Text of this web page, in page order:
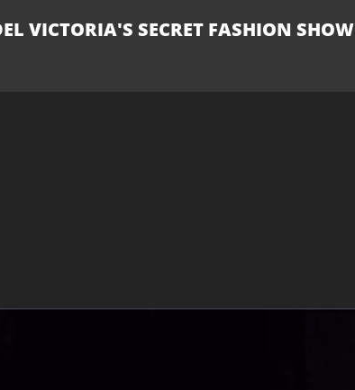
VICTORIA'S SECRET FASHION SHOW